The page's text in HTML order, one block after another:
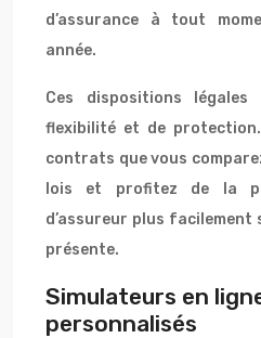
d’assurance à tout
année.
Ces dispositions
flexibilité et de
contrats que vous
lois et profitez de la
d’assureur plus facilement
présente.
Simulateurs en
personnalisés